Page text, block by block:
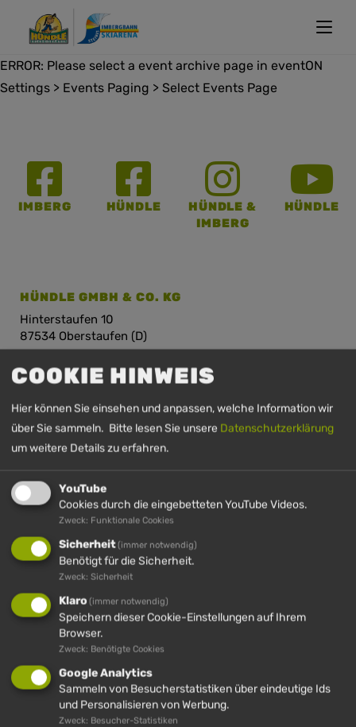
ERROR: Please select a event archive page in eventON
Settings > Events Paging > Select Events Page
IMBERG HÜNDLE
HÜNDLE &
IMBERG
HÜNDLE
HÜNDLE GMBH & CO. KG
Hinterstaufen 10
87534 Oberstaufen (D)
IMBERGBAHN & SKIARENA STEIBIS GMBH &
CO. KG
In der Au 19
+49 (0)8386 8112
Anfahrt Imberg
LINKS
Öffnungszeiten
COOKIE HINWEIS
Hier können Sie einsehen und anpassen, welche Information wir
über Sie sammeln. Bitte lesen Sie unsere Datenschutzerklärung
um weitere Details zu erfahren.
YouTube
Cookies durch die eingebetteten YouTube Videos.
Zweck: Funktionale Cookies
Sicherheit(immer notwendig)
Benötigt für die Sicherheit.
Zweck: Sicherheit
Klaro (immer notwendig)
Speichern dieser Cookie-Einstellungen auf Ihrem
Browser.
Zweck: Benötigte Cookies
Google Analytics
Sammeln von Besucherstatistiken über eindeutige Ids
und Personalisieren von Werbung.
Zweck: Besucher-Statistiken